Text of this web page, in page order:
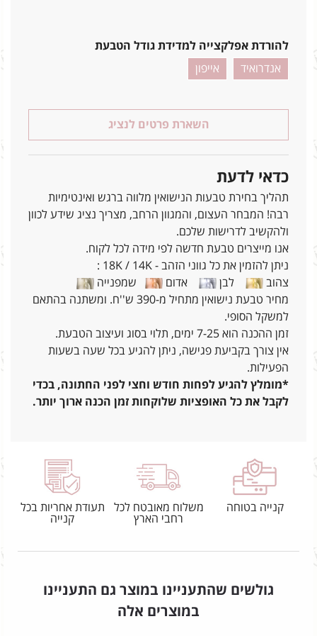
להורדת אפלקצייה למדידת גודל הטבעת
אנדרואיד
אייפון
השארת פרטים לנציג
כדאי לדעת
תהליך בחירת טבעות הנישואין מלווה ברגש ואינטימיות
רבה! המבחר העצום, והמגוון הרחב, מצריך נציג שידע לכוון
ולהקשיב לדרישות שלכם.
אנו מייצרים טבעת חדשה לפי מידה לכל לקוח.
ניתן להזמין את כל גווני הזהב - 18K / 14K :
צהוב
לבן אדום
שמפנייה
מחיר טבעת נישואין מתחיל מ-390 ש''ח. ומשתנה בהתאם
למשקל הסופי.
זמן ההכנה הוא 7-25 ימים, תלוי בסוג ועיצוב הטבעת.
אין צורך בקביעת פגישה, ניתן להגיע בכל שעה בשעות
הפעילות.
*מומלץ להגיע לפחות חודש וחצי לפני החתונה, בכדי
לקבל את כל האופציות שלוקחות זמן הכנה ארוך יותר.
קנייה בטוחה
משלוח מאובטח לכל
רחבי הארץ
תעודת אחריות בכל
קנייה
גולשים שהתעניינו במוצר גם התעניינו
במוצרים אלה